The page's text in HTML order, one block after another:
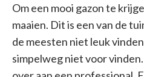
Om een mooi gazon te
maaien. Dit is een van de
de meesten niet leuk
simpelweg niet voor